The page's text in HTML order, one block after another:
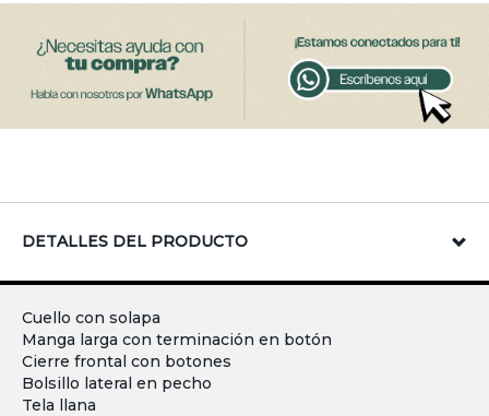
DETALLES DEL PRODUCTO
Cuello con solapa
Manga larga con terminación en botón
Cierre frontal con botones
Bolsillo lateral en pecho
Tela llana